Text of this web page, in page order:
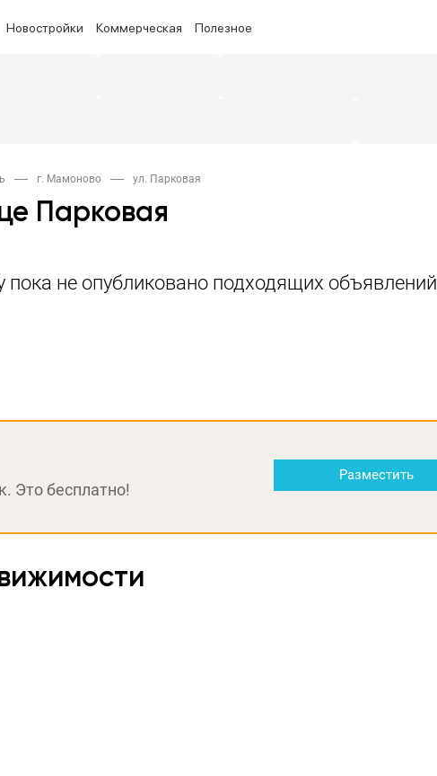
Новостройки Коммерческая Полезное
г. Мамоново ул. Парковая
Парковая
не опубликовано подходящих объявлений
Это бесплатно!
Разместить